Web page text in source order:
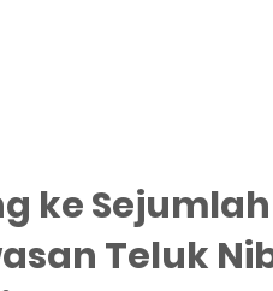
ke Sejumlah
Teluk